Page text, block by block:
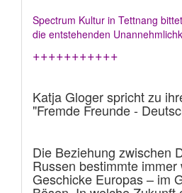
Spectrum Kultur in Tettnang
die entstehenden
+++++++++++
Katja Gloger spricht zu
"Fremde Freunde -
Die Beziehung zwischen
Russen bestimmte immer
Geschicke Europas – im